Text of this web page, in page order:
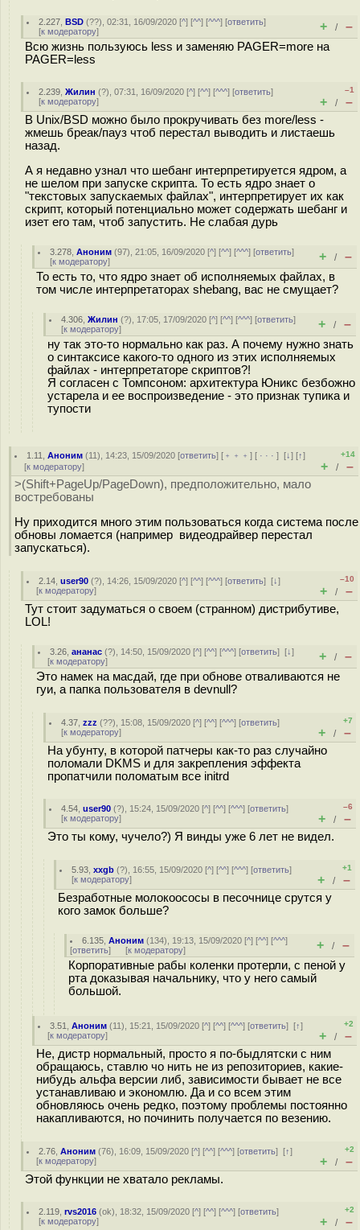
2.227 ,BSD (??), 02:31, 16/09/2020 [^] [^^] [^^^] [ответить]
[к модератору] + / –
Всю жизнь пользуюсь less и заменяю PAGER=more на
PAGER=less
2.239 ,Жилин (?), 07:31, 16/09/2020 [^] [^^] [^^^] [ответить]
[к модератору]
–1
+ / –
В Unix/BSD можно было прокручивать без more/less -
жмешь бреак/пауз чтоб перестал выводить и листаешь
назад.
А я недавно узнал что шебанг интерпретируется ядром, а
не шелом при запуске скрипта. То есть ядро знает о
"текстовых запускаемых файлах", интерпретирует их как
скрипт, который потенциально может содержать шебанг и
изет его там, чтоб запустить. Не слабая дурь
3.278 ,Аноним (97), 21:05, 16/09/2020 [^] [^^] [^^^] [ответить]
[к модератору] + / –
То есть то, что ядро знает об исполняемых файлах, в
том числе интерпретаторах shebang, вас не смущает?
4.306 ,Жилин (?), 17:05, 17/09/2020 [^] [^^] [^^^] [ответить]
[к модератору] + / –
ну так это-то нормально как раз. А почему нужно знать
о синтаксисе какого-то одного из этих исполняемых
файлах - интерпретаторе скриптов?!
Я согласен с Томпсоном: архитектура Юникс безбожно
устарела и ее воспроизведение - это признак тупика и
тупости
1.11 ,Аноним (11), 14:23, 15/09/2020 [ответить] [ ﹢﹢﹢] [ · · ·][↓] [↑]
[к модератору]
+14
+ / –
>(Shift+PageUp/PageDown), предположительно, мало
востребованы
Ну приходится много этим пользоваться когда система после
обновы ломается (например видеодрайвер перестал
запускаться).
2.14 ,user90 (?), 14:26, 15/09/2020 [^] [^^] [^^^] [ответить][↓]
[к модератору]
–10
+ / –
Тут стоит задуматься о своем (странном) дистрибутиве,
LOL!
3.26 ,ананас (?), 14:50, 15/09/2020 [^] [^^] [^^^] [ответить][↓]
[к модератору] + / –
Это намек на масдай, где при обнове отваливаются не
гуи, а папка пользователя в devnull?
4.37 ,zzz (??), 15:08, 15/09/2020 [^] [^^] [^^^] [ответить]
[к модератору]
+7
+ / –
На убунту, в которой патчеры как-то раз случайно
поломали DKMS и для закрепления эффекта
пропатчили поломатым все initrd
4.54 ,user90 (?), 15:24, 15/09/2020 [^] [^^] [^^^] [ответить]
[к модератору]
–6
+ / –
Это ты кому, чучело?) Я винды уже 6 лет не видел.
5.93 ,xxgb (?), 16:55, 15/09/2020 [^] [^^] [^^^] [ответить]
[к модератору]
+1
+ / –
Безработные молокоососы в песочнице срутся у
кого замок больше?
6.135 ,Аноним (134), 19:13, 15/09/2020 [^] [^^] [^^^]
[ответить] [к модератору] + / –
Корпоративные рабы коленки протерли, с пеной у
рта доказывая начальнику, что у него самый
большой.
3.51 ,Аноним (11), 15:21, 15/09/2020 [^] [^^] [^^^] [ответить][↑]
[к модератору]
+2
+ / –
Не, дистр нормальный, просто я по-быдлятски с ним
обращаюсь, ставлю чо нить не из репозиториев, какие-
нибудь альфа версии либ, зависимости бывает не все
устанавливаю и экономлю. Да и со всем этим
обновляюсь очень редко, поэтому проблемы постоянно
накапливаются, но починить получается по везению.
2.76 ,Аноним (76), 16:09, 15/09/2020 [^] [^^] [^^^] [ответить][↑]
[к модератору]
+2
+ / –
Этой функции не хватало рекламы.
2.119 ,rvs2016 (ok), 18:32, 15/09/2020 [^] [^^] [^^^] [ответить]
[к модератору]
+2
+ / –